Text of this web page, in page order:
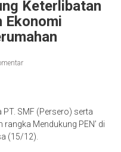
Keterlibatan
Ekonomi
SMF (Persero) serta
Mendukung PEN’ di
(15/12).